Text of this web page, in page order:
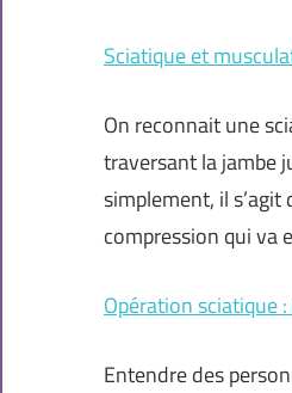
Sciatique et
On reconnait une
traversant la jambe
simplement, il
compression qui va
Opération sciatique
Entendre des